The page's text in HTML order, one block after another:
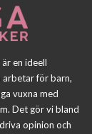
en ideell
arbetar för barn,
vuxna med
Det gör vi bland
opinion och